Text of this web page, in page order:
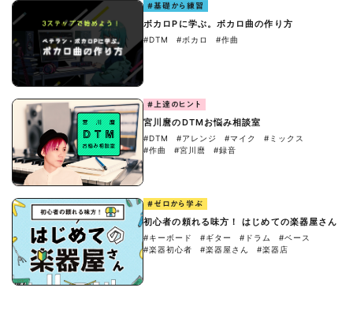
#基礎から練習
ボカロPに学ぶ。ボカロ曲の作り方
#DTM #ボカロ #作曲
#上達のヒント
宮川麿のDTMお悩み相談室
#DTM #アレンジ #マイク
#ミックス
#作曲
#宮川麿 #録音
#ゼロから学ぶ
初心者の頼れる味方！ はじめての楽器屋さん
#キーボード #ギター #ドラム
#ベース
#楽器初心者
#楽器屋さん #楽器店